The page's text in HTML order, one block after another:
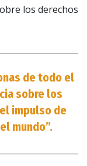
los derechos
de todo el
sobre los
impulso de
mundo”.